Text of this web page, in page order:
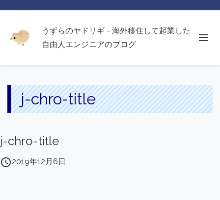
うずらのヤドリギ - 海外移住して起業した
自由人エンジニアのブログ
j-chro-title
j-chro-title
access_time2019年12月6日